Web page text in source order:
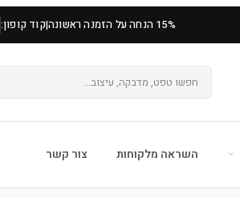
15% הנחה על הזמנה ראשונה |קוד קופון:
השראה מלקוחות צור קשר